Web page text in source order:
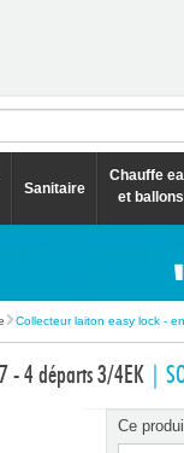
Sanitaire
Chauffe
et ballons
Collecteur laiton easy lock -
- 4 départs 3/4EK |
Ce